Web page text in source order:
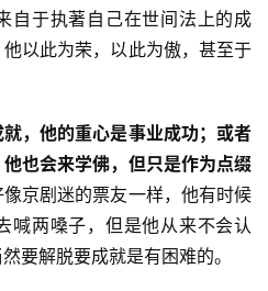
自于执著自己在世间法上的成
以此为荣，以此为傲，甚至于
，他的重心是事业成功； 或者
也会来学佛，但只是作为点缀
像京剧迷的票友一样，他有时候
喊两嗓子，但是他从来不会认
要解脱要成就是有困难的。